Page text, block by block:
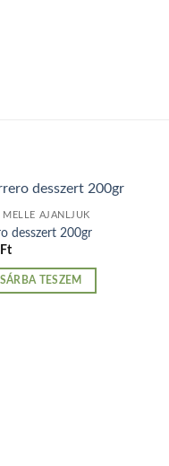
MELLÉ AJÁNLJUK
desszert 200gr
Ft
TESZEM